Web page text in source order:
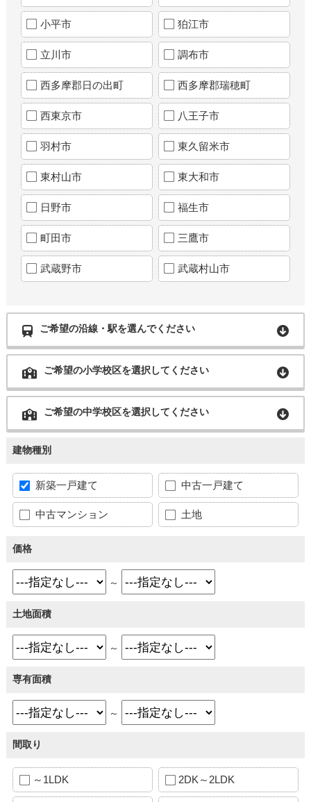
小平市 狛江市
立川市 調布市
西多摩郡日の出町 西多摩郡瑞穂町
西東京市 八王子市
羽村市 東久留米市
東村山市 東大和市
日野市 福生市
町田市 三鷹市
武蔵野市 武蔵村山市
ご希望の沿線・駅を選んでください
ご希望の小学校区を選択してください
ご希望の中学校区を選択してください
建物種別
新築一戸建て 中古一戸建て
中古マンション 土地
価格
～
土地面積
～
専有面積
～
間取り
～1LDK 2DK～2LDK